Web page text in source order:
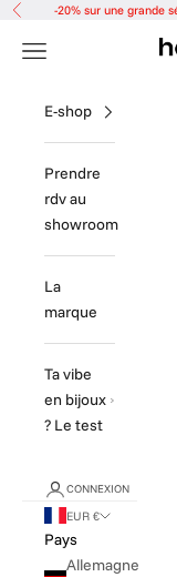
Passer au contenu
Précédent-20% sur une grande
Menu
E-shop
Prendre
rdv au
showroom
La
marque
Ta vibe
en bijoux
? Le test
CONNEXION
EUR €
Pays
Allemagne